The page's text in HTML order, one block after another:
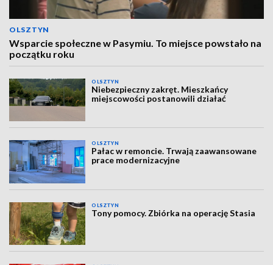
OLSZTYN
Wsparcie społeczne w Pasymiu. To miejsce powstało na
początku roku
OLSZTYN
Niebezpieczny zakręt. Mieszkańcy
miejscowości postanowili działać
OLSZTYN
Pałac w remoncie. Trwają zaawansowane
prace modernizacyjne
OLSZTYN
Tony pomocy. Zbiórka na operację Stasia